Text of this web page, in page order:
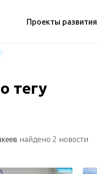
Проекты развития
тегу
найдено 2 новости